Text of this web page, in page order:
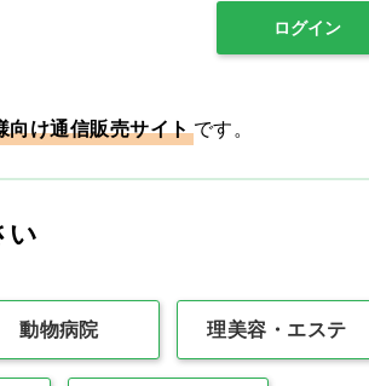
後表示
・ヘルプ
ログイン
向け通信販売サイトです。
い
動物病院 理美容・エステ